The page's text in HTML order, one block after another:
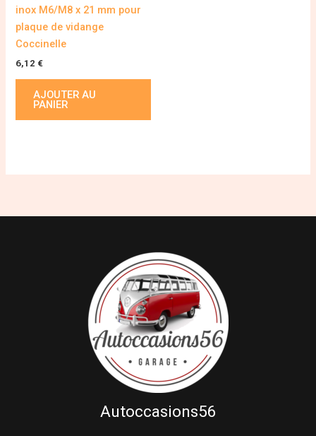
inox M6/M8 x 21 mm pour
plaque de vidange
Coccinelle
6,12 €
AJOUTER AU
PANIER
Autoccasions56